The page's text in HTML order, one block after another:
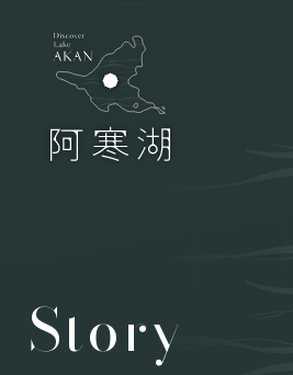
Story